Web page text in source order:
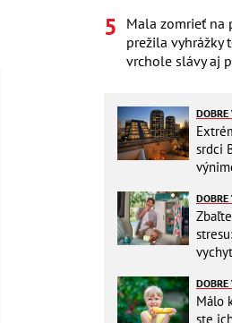
Mala zomrieť na
prežila vyhrážky
vrchole slávy aj
DOBRE
srdci
DOBRE
DOBRE
Málo
ste